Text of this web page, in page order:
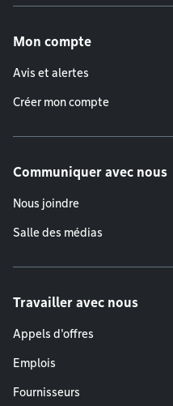
Mon compte
Avis et alertes
Créer mon compte
Communiquer avec nous
Nous joindre
Salle des médias
Travailler avec nous
Appels d'offres
Emplois
Fournisseurs